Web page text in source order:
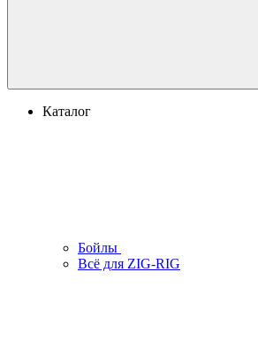
Каталог
Бойлы
Всё для ZIG-RIG